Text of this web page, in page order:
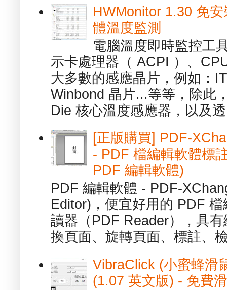
HWMonitor 1.30 免
體溫度監測
電腦溫度即時監控工
示卡處理器（ ACPI ）、
大多數的感應晶片，例如：
Winbond 晶片...等等，除此
Die 核心溫度感應器，以及
[正版購買] PDF-
- PDF 檔編輯軟體標
PDF 編輯軟體)
PDF 編輯軟體 - PDF-
Editor)，便宜好用的 PDF
讀器（PDF Reader），具
換頁面、旋轉頁面、標註、
VibraClick (小蜜蜂滑
(1.07 英文版) - 免費